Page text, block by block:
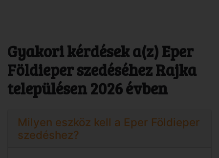
Gyakori kérdések a(z) Eper
Földieper szedéséhez Rajka
településen 2026 évben
Milyen eszköz kell a Eper Földieper
szedéshez?